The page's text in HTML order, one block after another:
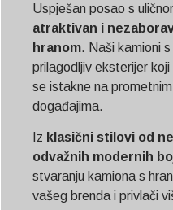
Uspješan posao s
atraktivan i
hranom. Naši kamioni
prilagodljiv eksterijer
se istakne na
događajima.
Iz klasični stilovi od
odvažnih modernih
stvaranju kamiona s
vašeg brenda i privlači